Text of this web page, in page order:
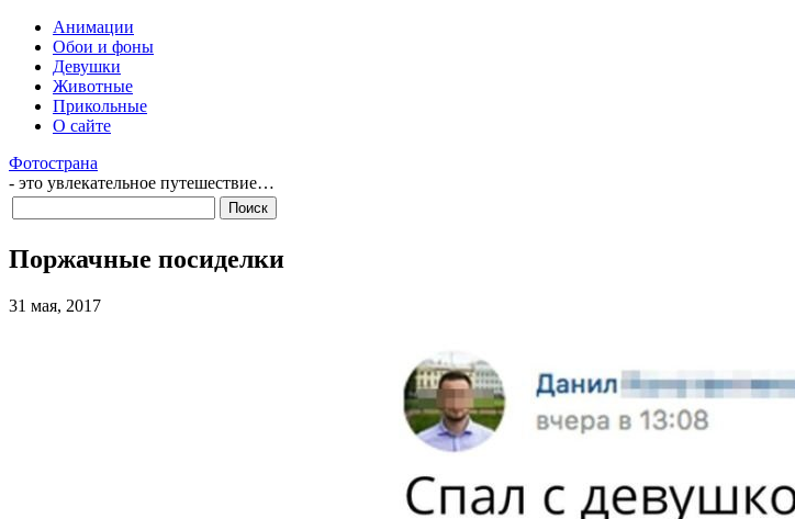
Анимации
Обои и фоны
Девушки
Животные
Прикольные
О сайте
Фотострана
- это увлекательное путешествие…
Поржачные посиделки
31 мая, 2017